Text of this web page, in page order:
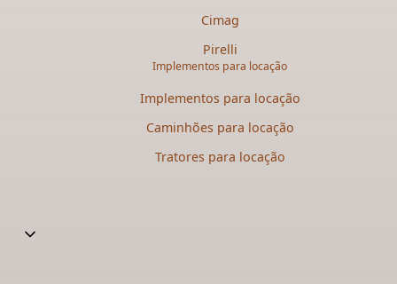
Cimag
Pirelli
Implementos para locação
Implementos para locação
Caminhões para locação​
Tratores para locação​